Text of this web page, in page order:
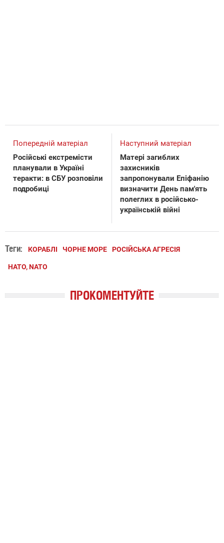
Попередній матеріал
Російські екстремісти
планували в Україні
теракти: в СБУ розповіли
подробиці
Наступний матеріал
Матері загиблих
захисників
запропонували Епіфанію
визначити День пам'ять
полеглих в російсько-
українській війні
Теги: КОРАБЛІ ЧОРНЕ МОРЕ РОСІЙСЬКА АГРЕСІЯ
НАТО, NATO
ПРОКОМЕНТУЙТЕ